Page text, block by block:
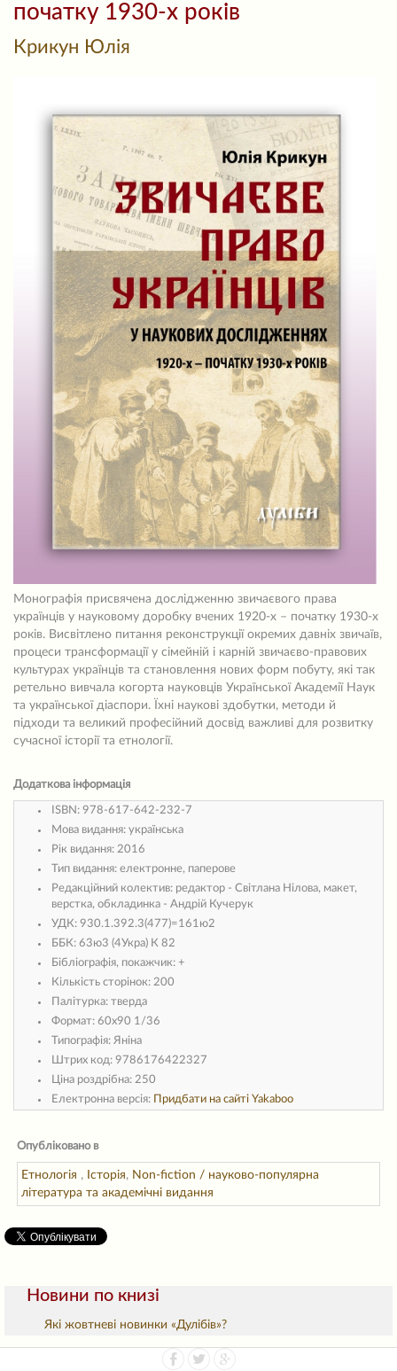
початку 1930-х років
Крикун Юлія
Монографія присвячена дослідженню звичаєвого права
українців у науковому доробку вчених 1920-х – початку 1930-х
років. Висвітлено питання реконструкції окремих давніх звичаїв,
процеси трансформації у сімейній і карній звичаєво-правових
культурах українців та становлення нових форм побуту, які так
ретельно вивчала когорта науковців Української Академії Наук
та української діаспори. Їхні наукові здобутки, методи й
підходи та великий професійний досвід важливі для розвитку
сучасної історії та етнології.
Додаткова інформація
ISBN: 978-617-642-232-7
Мова видання: українська
Рік видання: 2016
Тип видання: електронне, паперове
Редакційний колектив: редактор - Світлана Нілова, макет,
верстка, обкладинка - Андрій Кучерук
УДК: 930.1.392.3(477)=161ю2
ББК: 63ю3 (4Укра) К 82
Бібліографія, покажчик: +
Кількість сторінок: 200
Палітурка: тверда
Формат: 60х90 1/36
Типографія: Яніна
Штрих код: 9786176422327
Ціна роздрібна: 250
Електронна версія:
Придбати на сайті Yakaboo
Опубліковано в
Етнологія , Історія, Non-fiction / науково-популярна
література та академічні видання
Новини по книзі
Які жовтневі новинки «Дулібів»?